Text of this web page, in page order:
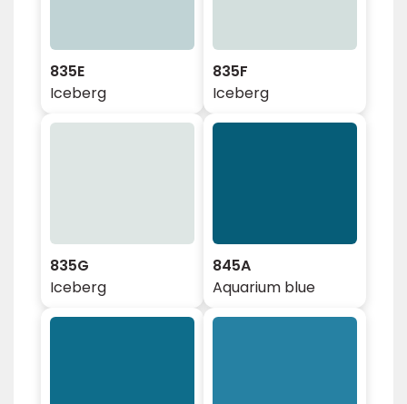
835E
Iceberg
835F
Iceberg
835G
Iceberg
845A
Aquarium blue